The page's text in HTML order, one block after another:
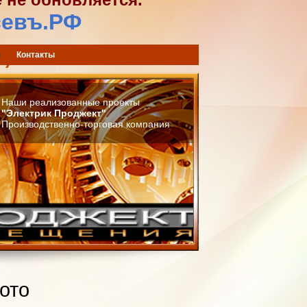
42-02
Контакты
Наши реализованные проекты
"Электрик Проджект"
Производственно-торговая компания